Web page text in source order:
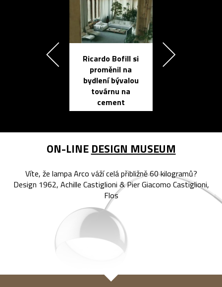
Ricardo Bofill si
proměnil na
bydlení bývalou
továrnu na
cement
ON-LINE DESIGN MUSEUM
Víte, že lampa Arco váží celá přibližně 60 kilogramů?
Design 1962, Achille Castiglioni & Pier Giacomo Castiglioni,
Flos